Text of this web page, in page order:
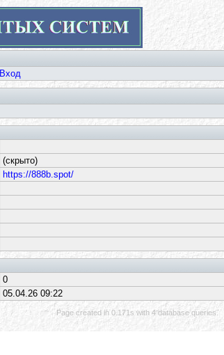
Вход
(скрыто)
https://888b.spot/
0
05.04.26 09:22
Page created in 0.171s with 4 database queries.